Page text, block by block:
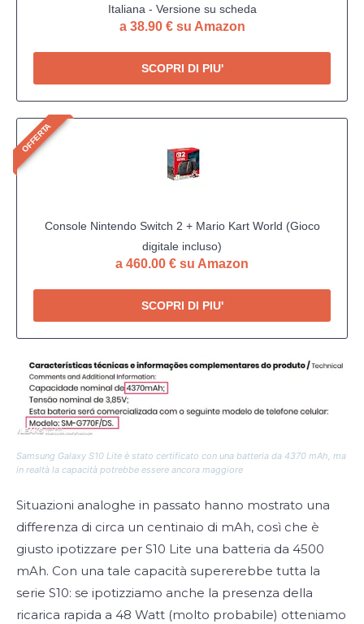
Italiana - Versione su scheda
a 38.90 € su Amazon
SCOPRI DI PIU'
OFFERTA
Console Nintendo Switch 2 + Mario Kart World (Gioco
digitale incluso)
a 460.00 € su Amazon
SCOPRI DI PIU'
Samsung Galaxy S10 Lite è stato certificato con una batteria da 4370 mAh, ma
in realtà la capacità potrebbe essere ancora maggiore
Situazioni analoghe in passato hanno mostrato una
differenza di circa un centinaio di mAh, così che è
giusto ipotizzare per S10 Lite una batteria da 4500
mAh. Con una tale capacità supererebbe tutta la
serie S10: se ipotizziamo anche la presenza della
ricarica rapida a 48 Watt (molto probabile) otteniamo